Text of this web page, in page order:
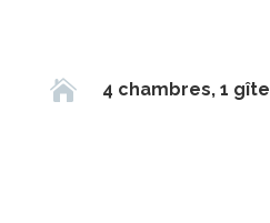
 4 chambres, 1 gîte